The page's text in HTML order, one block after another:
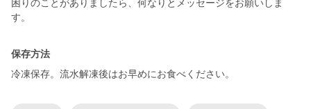
困りのことがありましたら、何なりとメッセージをお願いしま
す。
保存方法
冷凍保存。流水解凍後はお早めにお食べください。